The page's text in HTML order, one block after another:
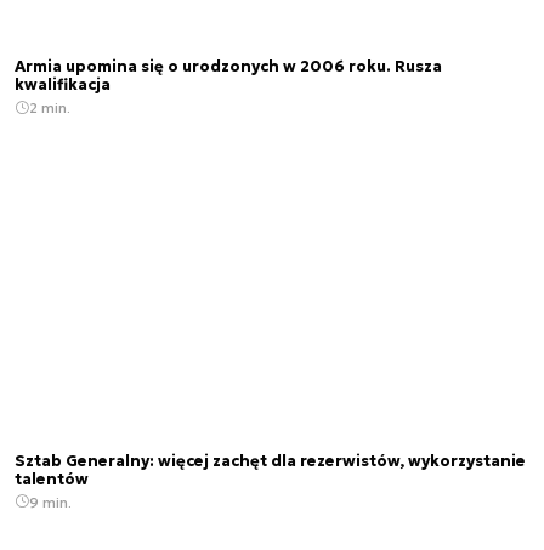
Armia upomina się o urodzonych w 2006 roku. Rusza
kwalifikacja
2 min.
Sztab Generalny: więcej zachęt dla rezerwistów, wykorzystanie
talentów
9 min.